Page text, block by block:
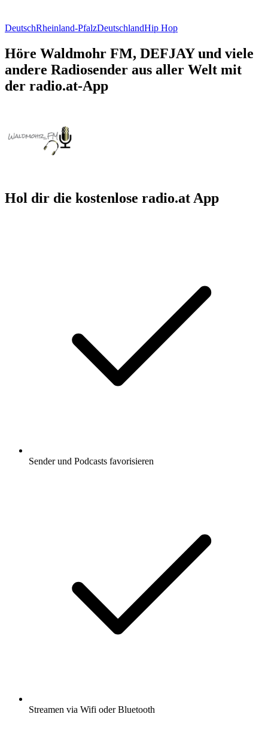
DeutschRheinland-PfalzDeutschlandHip Hop
Höre Waldmohr FM, DEFJAY und viele
andere Radiosender aus aller Welt mit
der radio.at-App
Hol dir die kostenlose radio.at App
Sender und Podcasts favorisieren
Streamen via Wifi oder Bluetooth